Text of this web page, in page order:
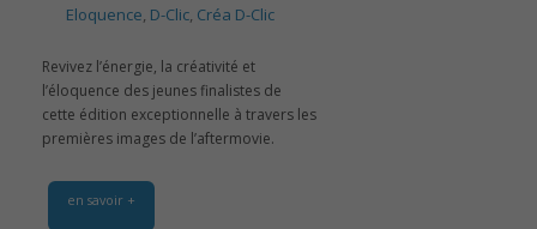
Eloquence, D-Clic, Créa D-Clic
Revivez l’énergie, la créativité et
l’éloquence des jeunes finalistes de
cette édition exceptionnelle à travers les
premières images de l’aftermovie.
en savoir +